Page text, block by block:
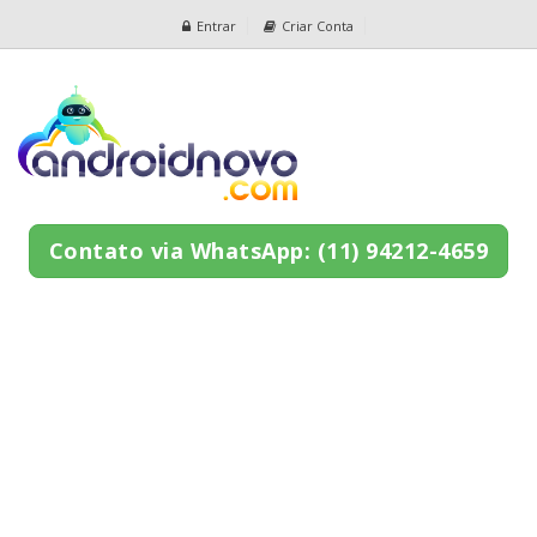
Entrar Criar Conta
Contato via WhatsApp: (11) 94212-4659